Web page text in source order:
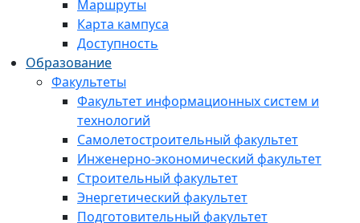
Маршруты
Карта кампуса
Доступность
Образование
Факультеты
Факультет информационных систем и
технологий
Самолетостроительный факультет
Инженерно-экономический факультет
Строительный факультет
Энергетический факультет
Подготовительный факультет